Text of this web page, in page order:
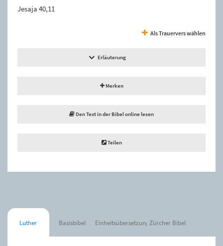
Jesaja 40,11
Als Trauervers wählen
Erläuterung
Merken
Den Text in der Bibel online lesen
Teilen
Luther Basisbibel Einheitsübersetzung Zürcher Bibel